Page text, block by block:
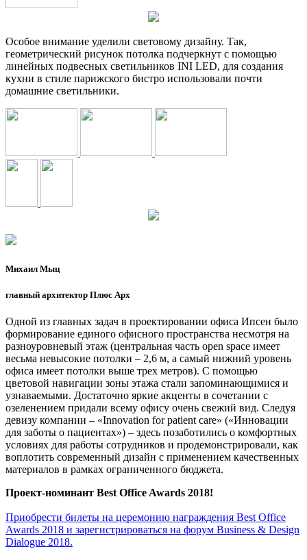
Особое внимание уделили световому дизайну. Так,
геометрический рисунок потолка подчеркнут с помощью
линейных подвесных светильников INI LED, для создания
кухни в стиле парижского бистро использовали почти
домашние светильники.
Михаил Мыц
главный архитектор Плюс Арх
Одной из главных задач в проектировании офиса Ипсен было
формирование единого офисного пространства несмотря на
разноуровневый этаж (центральная часть open space имеет
весьма невысокие потолки – 2,6 м, а самый нижний уровень
офиса имеет потолки выше трех метров). С помощью
цветовой навигации зоны этажа стали запоминающимися и
узнаваемыми. Достаточно яркие акценты в сочетании с
озеленением придали всему офису очень свежий вид. Следуя
девизу компании – «Innovation for patient care» («Инновации
для заботы о пациентах») – здесь позаботились о комфортных
условиях для работы сотрудников и продемонстрировали, как
воплотить современный дизайн с применением качественных
материалов в рамках ограниченного бюджета.
Проект-номинант Best Office Awards 2018!
Приобрести билеты на церемонию награждения Best Office
Awards 2018 и зарегистрироваться на форум Business & Design
Dialogue 2018.